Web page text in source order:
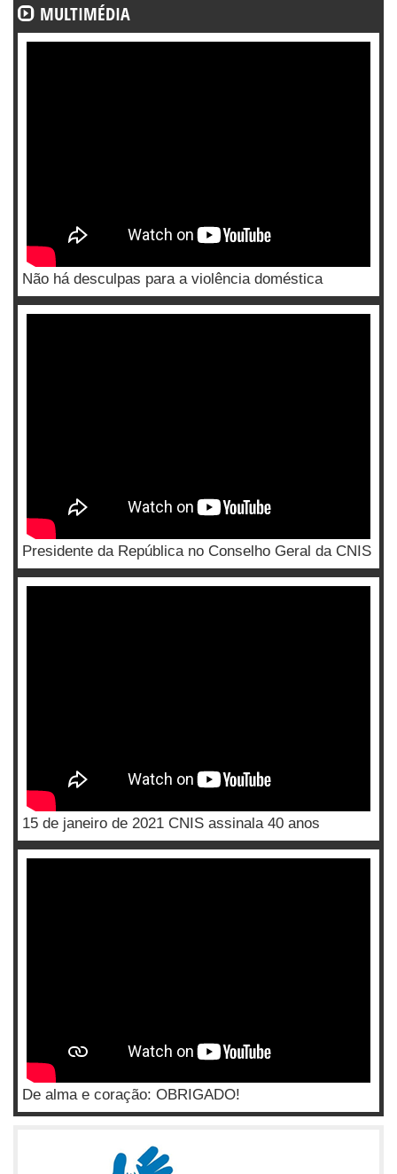
MULTIMÉDIA
Não há desculpas para a violência doméstica
Presidente da República no Conselho Geral da CNIS
15 de janeiro de 2021 CNIS assinala 40 anos
De alma e coração: OBRIGADO!